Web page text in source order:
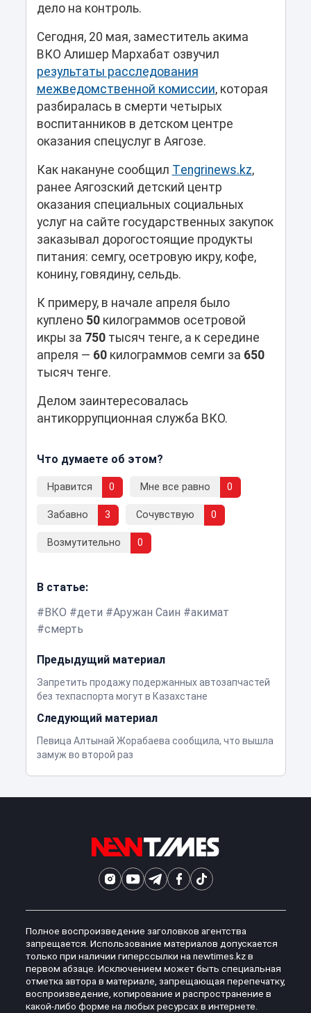
дело на контроль.
Сегодня, 20 мая, заместитель акима
ВКО Алишер Мархабат озвучил
результаты расследования
межведомственной комиссии, которая
разбиралась в смерти четырых
воспитанников в детском центре
оказания спецуслуг в Аягозе.
Как накануне сообщил Тengrinews.kz,
ранее Аягозский детский центр
оказания специальных социальных
услуг на сайте государственных закупок
заказывал дорогостоящие продукты
питания: семгу, осетровую икру, кофе,
конину, говядину, сельдь.
К примеру, в начале апреля было
куплено 50килограммов осетровой
икры за 750тысяч тенге, а к середине
апреля — 60килограммов семги за 650
тысяч тенге.
Делом заинтересовалась
антикоррупционная служба ВКО.
Что думаете об этом?
Нравится 0 Мне все равно 0
Забавно 3 Сочувствую 0
Возмутительно 0
В статье:
ВКО
дети Аружан Саин
акимат
смерть
Предыдущий материал
Запретить продажу подержанных автозапчастей
без техпаспорта могут в Казахстане
Следующий материал
Певица Алтынай Жорабаева сообщила, что вышла
замуж во второй раз
Полное воспроизведение заголовков агентства
запрещается. Использование материалов допускается
только при наличии гиперссылки на newtimes.kz в
первом абзаце. Исключением может быть специальная
отметка автора в материале, запрещающая перепечатку,
воспроизведение, копирование и распространение в
какой-либо форме на любых ресурсах в интернете.